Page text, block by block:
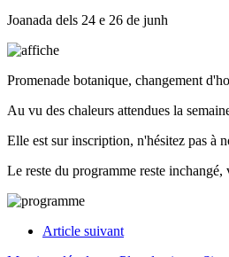
Joanada dels 24 e 26 de junh
Promenade botanique, changement
Au vu des chaleurs attendues la
Elle est sur inscription, n'hésitez pas à
Le reste du programme reste inchangé,
Article suivant